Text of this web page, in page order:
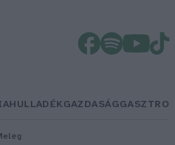
HULLADÉKGAZDASÁGGASZTRO